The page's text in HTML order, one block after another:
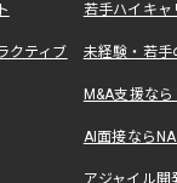
若手ハイキ
クティブ 未経験・若手
M&A支援な
AI面接なら
アジャイル